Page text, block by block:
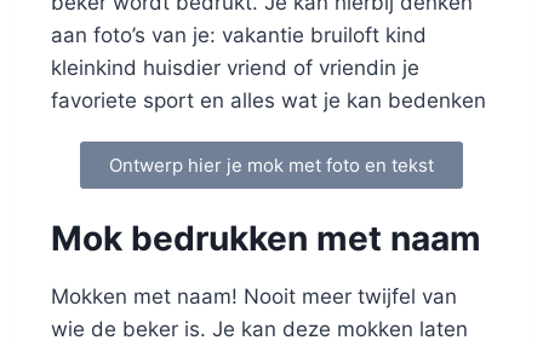
aan foto’s van je: vakantie bruiloft kind
kleinkind huisdier vriend of vriendin je
favoriete sport en alles wat je kan bedenken
Ontwerp hier je mok met foto en tekst
Mok bedrukken met naam
Mokken met naam! Nooit meer twijfel van
wie de beker is. Je kan deze mokken laten